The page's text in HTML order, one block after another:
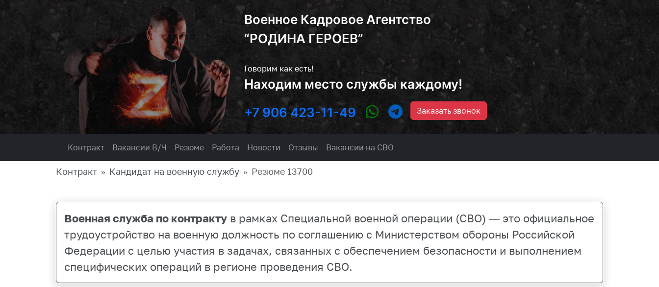
+7 906 423-11-49 Заказать звонок
Говорим как есть!
Находим место службы каждому!
Военное Кадровое Агентство
“РОДИНА ГЕРОЕВ”
Контракт Вакансии В/Ч Резюме Работа Новости Отзывы Вакансии на СВО
Контракт Кандидат на военную службу Резюме 13700
Военная служба по контракту в рамках Специальной военной операции (СВО) — это официальное
трудоустройство на военную должность по соглашению с Министерством обороны Российской
Федерации с целью участия в задачах, связанных с обеспечением безопасности и выполнением
специфических операций в регионе проведения СВО.